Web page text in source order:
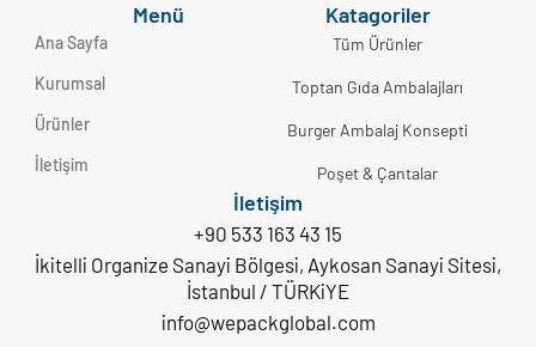
Menü
Ana Sayfa
Kurumsal
Ürünler
İletişim
Katagoriler
Tüm Ürünler
Toptan Gıda Ambalajları
Burger Ambalaj Konsepti
Poşet & Çantalar
İletişim
+90 533 163 43 15
İkitelli Organize Sanayi Bölgesi, Aykosan Sanayi Sitesi,
İstanbul / TÜRKiYE
info@wepackglobal.com